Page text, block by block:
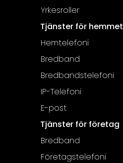
Yrkesroller
Tjänster för hemmet
Hemtelefoni
Bredband
Bredbandstelefoni
IP-Telefoni
E-post
Tjänster för företag
Bredband
Företagstelefoni